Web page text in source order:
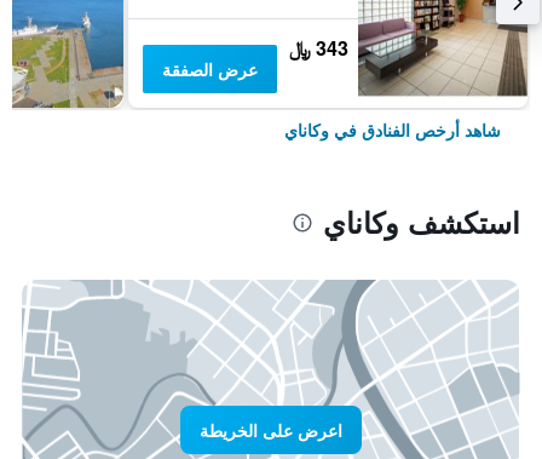
343 ﷼
عرض الصفقة
شاهد أرخص الفنادق في وكاناي
استكشف وكاناي
اعرض على الخريطة